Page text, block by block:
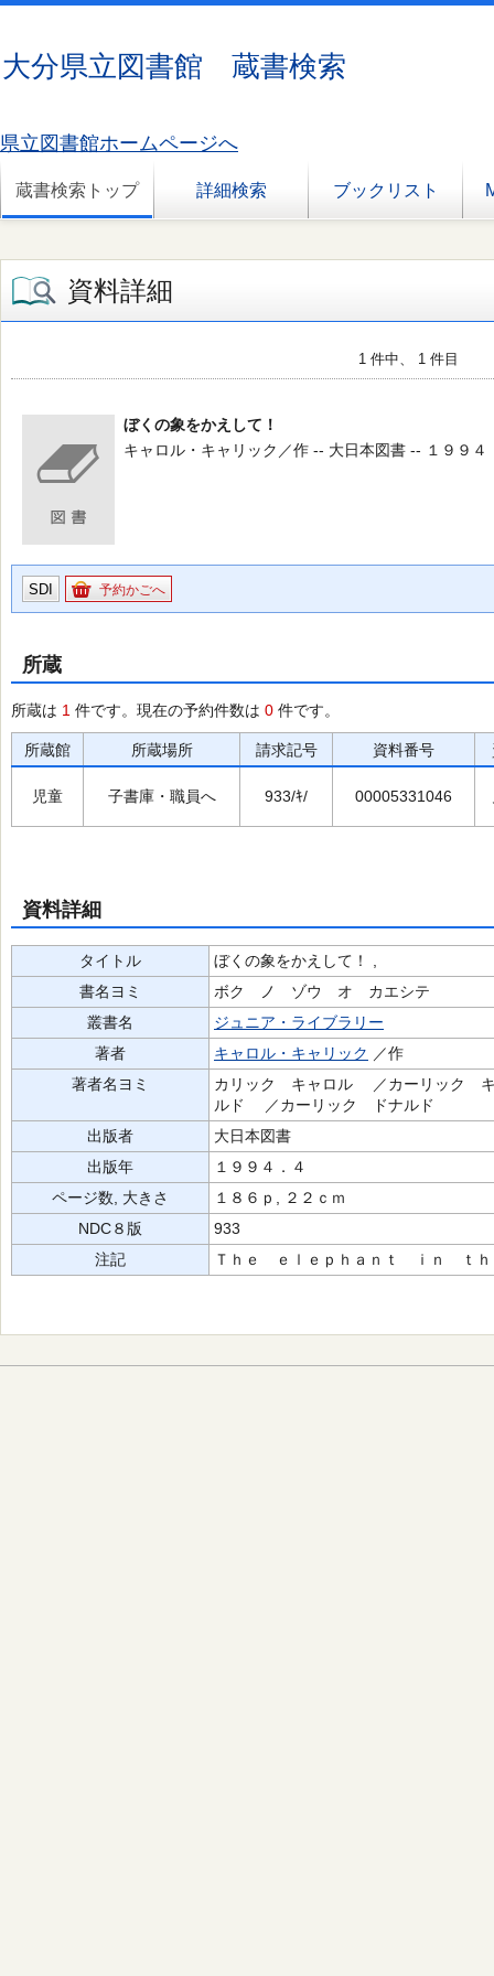
大分県立図書館 蔵書検索
県立図書館ホームページへ
蔵書検索トップ 詳細検索 ブックリスト
資料詳細
1 件中、 1 件目
ぼくの象をかえして！
キャロル・キャリック／作 -- 大日本図書 -- １９９４
SDI 予約かごへ
所蔵
所蔵は 1 件です。現在の予約件数は 0 件です。
所蔵館 所蔵場所 請求記号 資料番号
児童 子書庫・職員へ 933/ｷ/ 00005331046
資料詳細
タイトル
ぼくの象をかえして！ ,
書名ヨミ
ボク ノ ゾウ オ カエシテ
叢書名
ジュニア・ライブラリー
著者
キャロル・キャリック ／作
著者名ヨミ
カリック キャロル ／カーリック
ルド ／カーリック ドナルド
出版者
大日本図書
出版年
１９９４．４
ページ数, 大きさ
１８６ｐ, ２２ｃｍ
NDC８版
933
注記
Ｔｈｅ ｅｌｅｐｈａｎｔ ｉｎ ｔｈ